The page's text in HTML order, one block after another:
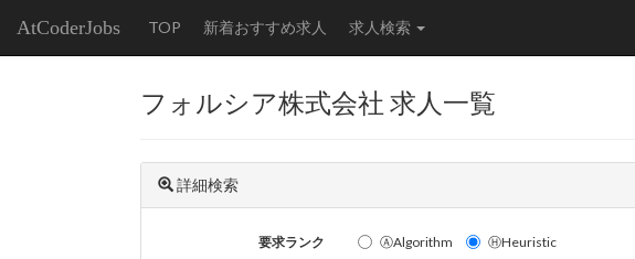
AtCoderJobs TOP 新着おすすめ求人 求人検索
フォルシア株式会社 求人一覧
詳細検索
要求ランク ⒶAlgorithm
ⒽHeuristic